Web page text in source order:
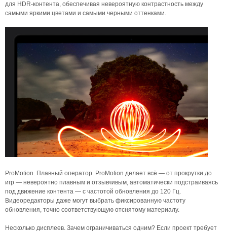
для HDR-контента, обеспечивая невероятную контрастность между
самыми яркими цветами и самыми черными оттенками.
ProMotion. Плавный оператор. ProMotion делает всё — от прокрутки до
игр — невероятно плавным и отзывчивым, автоматически подстраиваясь
под движение контента — с частотой обновления до 120 Гц.
Видеоредакторы даже могут выбрать фиксированную частоту
обновления, точно соответствующую отснятому материалу.
Несколько дисплеев. Зачем ограничиваться одним? Если проект требует